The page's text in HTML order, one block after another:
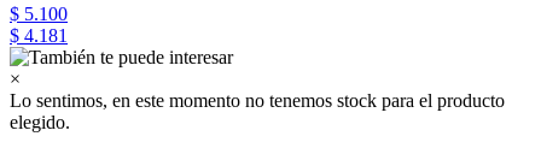
$ 5.100
$ 4.181
×
Lo sentimos, en este momento no tenemos stock para el producto
elegido.